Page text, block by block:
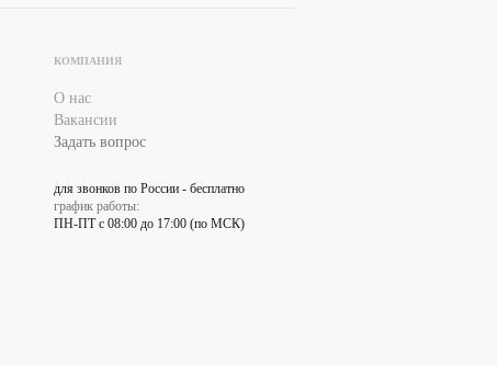
КОМПАНИЯ
О нас
Вакансии
Задать вопрос
для звонков по России - бесплатно
график работы:
ПН-ПТ с 08:00 до 17:00 (по МСК)